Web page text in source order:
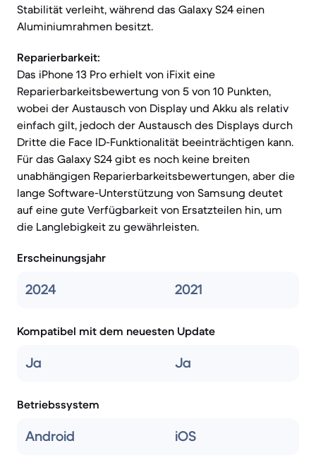
Stabilität verleiht, während das Galaxy S24 einen
Aluminiumrahmen besitzt.
Reparierbarkeit:
Das iPhone 13 Pro erhielt von iFixit eine
Reparierbarkeitsbewertung von 5 von 10 Punkten,
wobei der Austausch von Display und Akku als relativ
einfach gilt, jedoch der Austausch des Displays durch
Dritte die Face ID-Funktionalität beeinträchtigen kann.
Für das Galaxy S24 gibt es noch keine breiten
unabhängigen Reparierbarkeitsbewertungen, aber die
lange Software-Unterstützung von Samsung deutet
auf eine gute Verfügbarkeit von Ersatzteilen hin, um
die Langlebigkeit zu gewährleisten.
Erscheinungsjahr
2024 2021
Kompatibel mit dem neuesten Update
Ja Ja
Betriebssystem
Android iOS